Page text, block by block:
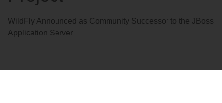
WildFly Announced as Community Successor to the JBoss
Application Server